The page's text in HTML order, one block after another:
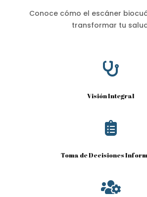
Conoce cómo el escáner
transformar tu

Visión Integral

Toma de Decisiones
